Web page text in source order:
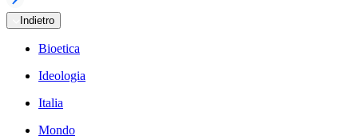
Indietro
Bioetica
Ideologia
Italia
Mondo